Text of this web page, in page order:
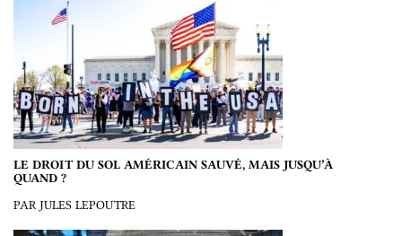
LE DROIT DU SOL AMÉRICAIN SAUVÉ, MAIS JUSQU’À
QUAND ?
PAR JULES LEPOUTRE